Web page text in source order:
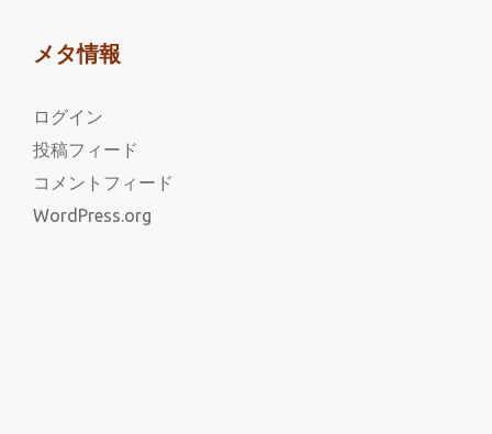
メタ情報
ログイン
投稿フィード
コメントフィード
WordPress.org